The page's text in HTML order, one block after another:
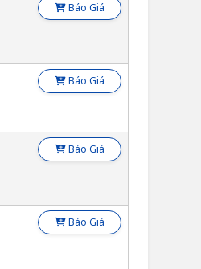
Báo Giá
Báo Giá
Báo Giá
Báo Giá